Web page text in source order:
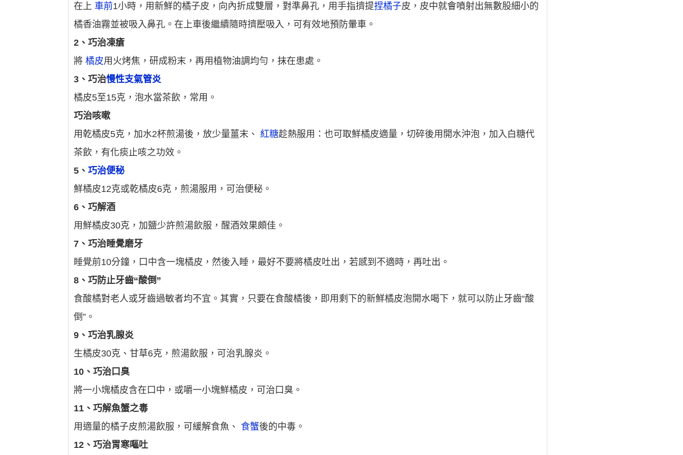
在上 車前1小時，用新鮮的橘子皮，向內折成雙層，對準鼻孔，用手指擠提捏橘子皮，皮中就會噴射出無數股細小的
橘香油霧並被吸入鼻孔。在上車後繼續隨時擠壓吸入，可有效地預防暈車。
2、巧治凍瘡
將橘皮用火烤焦，研成粉末，再用植物油調均勻，抹在患處。
3、巧治慢性支氣管炎
橘皮5至15克，泡水當茶飲，常用。
巧治咳嗽
用乾橘皮5克，加水2杯煎湯後，放少量薑末、 紅糖趁熱服用：也可取鮮橘皮適量，切碎後用開水沖泡，加入白糖代
茶飲，有化痰止咳之功效。
5、巧治便秘
鮮橘皮12克或乾橘皮6克，煎湯服用，可治便秘。
6、巧解酒
用鮮橘皮30克，加鹽少許煎湯飲服，醒酒效果頗佳。
7、巧治睡覺磨牙
睡覺前10分鐘，口中含一塊橘皮，然後入睡，最好不要將橘皮吐出，若感到不適時，再吐出。
8、巧防止牙齒“酸倒”
食酸橘對老人或牙齒過敏者均不宜。其實，只要在食酸橘後，即用剩下的新鮮橘皮泡開水喝下，就可以防止牙齒“酸
倒”。
9、巧治乳腺炎
生橘皮30克、甘草6克，煎湯飲服，可治乳腺炎。
10、巧治口臭
將一小塊橘皮含在口中，或嚼一小塊鮮橘皮，可治口臭。
11、巧解魚蟹之毒
用適量的橘子皮煎湯飲服，可緩解食魚、 食蟹後的中毒。
12、巧治胃寒嘔吐